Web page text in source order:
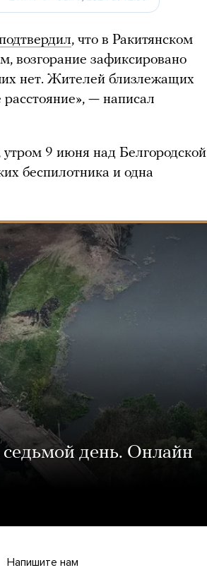
, что в Ракитянском
возгорание зафиксировано
нет. Жителей близлежащих
— написал
9 июня над Белгородской
беспилотника и одна
седьмой день. Онлайн
Напишите нам